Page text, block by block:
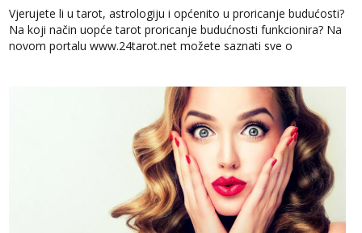
Vjerujete li u tarot, astrologiju i općenito u proricanje budućosti?
Na koji način uopće tarot proricanje budućnosti funkcionira? Na
novom portalu www.24tarot.net možete saznati sve o